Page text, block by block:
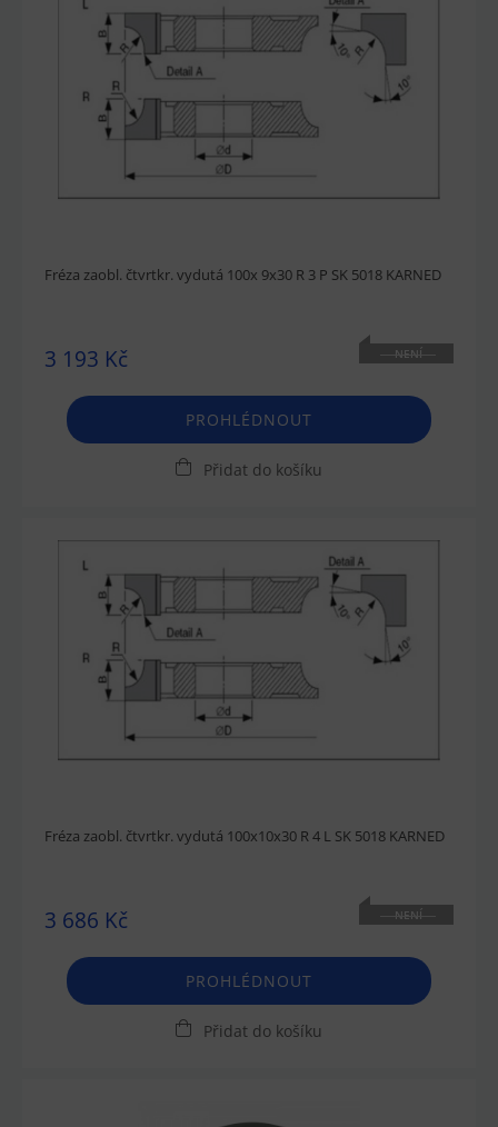
Fréza zaobl. čtvrtkr. vydutá 100x 9x30 R 3 P SK 5018 KARNED
3 193 Kč
NENÍ
PROHLÉDNOUT
Přidat do košíku
Fréza zaobl. čtvrtkr. vydutá 100x10x30 R 4 L SK 5018 KARNED
3 686 Kč
NENÍ
PROHLÉDNOUT
Přidat do košíku